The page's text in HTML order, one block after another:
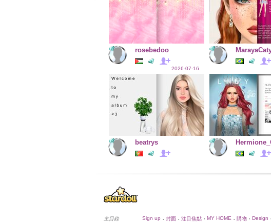
rosebedoo
2026-07-16
beatrys
主目錄 Sign up • 封面 • 注目焦點 • MY HOME • 購物 • Design •